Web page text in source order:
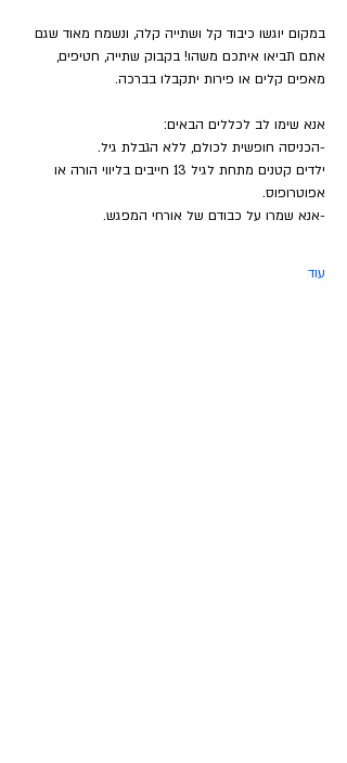
במקום יוגשו כיבוד קל ושתייה קלה, ונשמח מאוד שגם
אתם תביאו איתכם משהו! בקבוק שתייה, חטיפים,
מאפים קלים או פירות יתקבלו בברכה.
אנא שימו לב לכללים הבאים:
-הכניסה חופשית לכולם, ללא הגבלת גיל.
ילדים קטנים מתחת לגיל 13 חייבים בליווי הורה או
אפוטרופוס.
-אנא שמרו על כבודם של אורחי המפגש.
עוד